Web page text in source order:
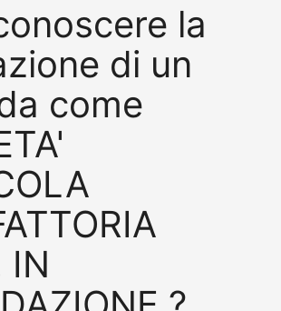
la
di un
come
IN